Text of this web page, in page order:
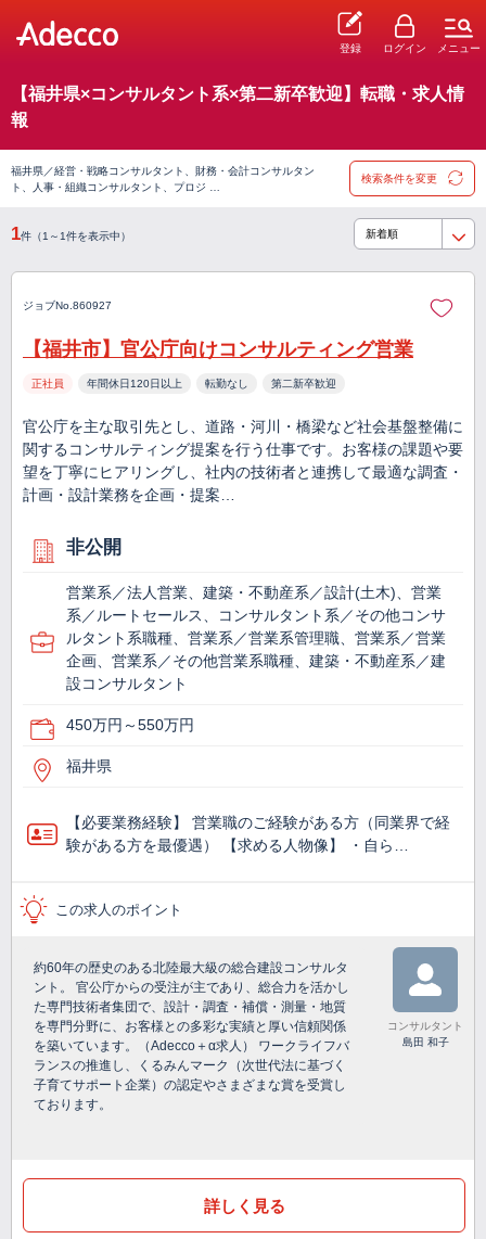
登録 ログイン メニュー
【福井県×コンサルタント系×第二新卒歓迎】転職・求人情
報
福井県／経営・戦略コンサルタント、財務・会計コンサルタン
ト、人事・組織コンサルタント、プロジ …
検索条件を変更
1件（1～1件を表示中）
ジョブNo.860927
【福井市】官公庁向けコンサルティング営業
正社員 年間休日120日以上 転勤なし 第二新卒歓迎
官公庁を主な取引先とし、道路・河川・橋梁など社会基盤整備に
関するコンサルティング提案を行う仕事です。お客様の課題や要
望を丁寧にヒアリングし、社内の技術者と連携して最適な調査・
計画・設計業務を企画・提案…
非公開
営業系／法人営業、建築・不動産系／設計(土木)、営業
系／ルートセールス、コンサルタント系／その他コンサ
ルタント系職種、営業系／営業系管理職、営業系／営業
企画、営業系／その他営業系職種、建築・不動産系／建
設コンサルタント
450万円～550万円
福井県
【必要業務経験】 営業職のご経験がある方（同業界で経
験がある方を最優遇） 【求める人物像】 ・自ら…
この求人のポイント
約60年の歴史のある北陸最大級の総合建設コンサルタ
ント。 官公庁からの受注が主であり、総合力を活かし
た専門技術者集団で、設計・調査・補償・測量・地質
を専門分野に、お客様との多彩な実績と厚い信頼関係
を築いています。（Adecco＋α求人） ワークライフバ
ランスの推進し、くるみんマーク（次世代法に基づく
子育てサポート企業）の認定やさまざまな賞を受賞し
ております。
コンサルタント
島田 和子
詳しく見る